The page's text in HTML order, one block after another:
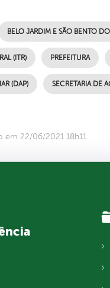
BELO JARDIM E SÃO BENTO
(ITR) PREFEITURA
(DAP) SECRETARIA DE
22/06/2021 18h11